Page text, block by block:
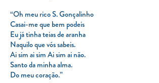
“Oh meu rico S. Gonçalinho
Casai-me que bem podeis
Eu já tinha teias de aranha
Naquilo que vós sabeis.
Ai sim ai sim Ai sim ai não.
Santo da minha alma.
Do meu coração.”